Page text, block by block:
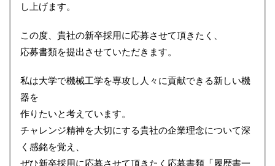
し上げます。
この度、貴社の新卒採用に応募させて頂きたく、
応募書類を提出させていただきます。
私は大学で機械工学を専攻し人々に貢献できる新しい機
器を
作りたいと考えています。
チャレンジ精神を大切にする貴社の企業理念について深
く感銘を覚え、
ぜひ新卒採用に応募させて頂きたく応募書類「履歴書一